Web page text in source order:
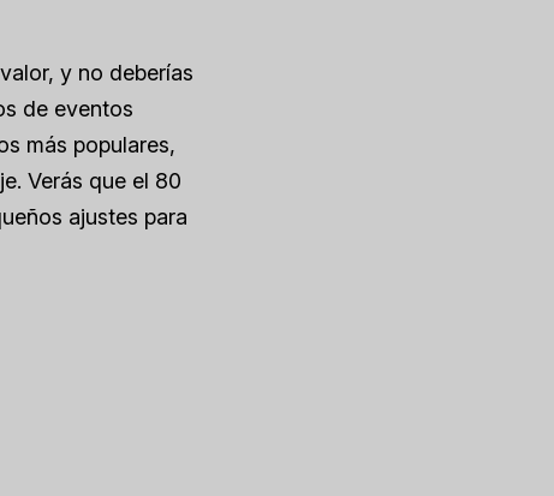
y no deberías
de eventos
más populares,
Verás que el 80
ajustes para